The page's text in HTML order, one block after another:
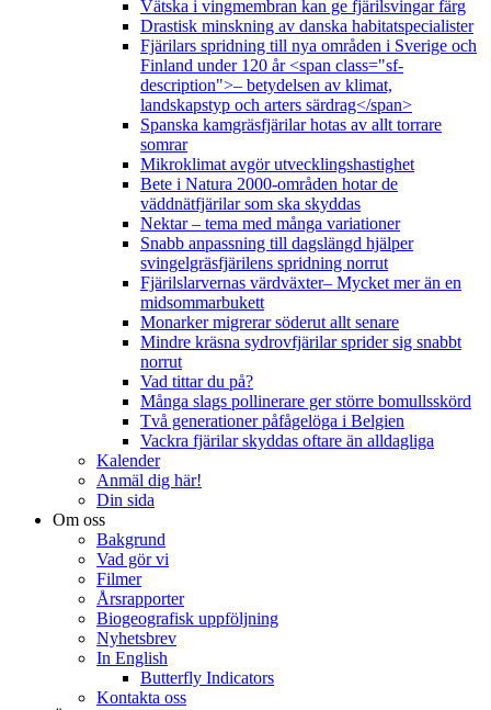
Vätska i vingmembran kan ge fjärilsvingar färg
Drastisk minskning av danska habitatspecialister
Fjärilars spridning till nya områden i Sverige och
Finland under 120 år <span class="sf-
description">– betydelsen av klimat,
landskapstyp och arters särdrag</span>
Spanska kamgräsfjärilar hotas av allt torrare
somrar
Mikroklimat avgör utvecklingshastighet
Bete i Natura 2000-områden hotar de
väddnätfjärilar som ska skyddas
Nektar – tema med många variationer
Snabb anpassning till dagslängd hjälper
svingelgräsfjärilens spridning norrut
Fjärilslarvernas värdväxter– Mycket mer än en
midsommarbukett
Monarker migrerar söderut allt senare
Mindre kräsna sydrovfjärilar sprider sig snabbt
norrut
Vad tittar du på?
Många slags pollinerare ger större bomullsskörd
Två generationer påfågelöga i Belgien
Vackra fjärilar skyddas oftare än alldagliga
Kalender
Anmäl dig här!
Din sida
Om oss
Bakgrund
Vad gör vi
Filmer
Årsrapporter
Biogeografisk uppföljning
Nyhetsbrev
In English
Butterfly Indicators
Kontakta oss